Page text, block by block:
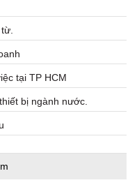
tại TP HCM
bị ngành nước.